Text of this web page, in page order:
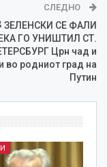
СЛЕДНО
ЗЕЛЕНСКИ СЕ ФАЛИ
ГО УНИШТИЛ СТ.
Црн чад и
во родниот град на
Путин